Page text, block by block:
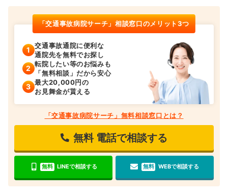
「交通事故病院サーチ」相談窓口のメリット3つ
交通事故通院に便利な
通院先を無料でお探し
転院したい等のお悩みも
「無料相談」だから安心
最大20,000円の
お見舞金が貰える
「交通事故病院サーチ」無料相談窓口とは？
無料 電話で相談する
無料 LINEで相談する 無料 WEBで相談する